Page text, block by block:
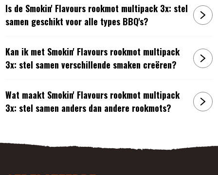
Is de Smokin' Flavours rookmot multipack 3x: stel
samen geschikt voor alle types BBQ's?
Kan ik met Smokin' Flavours rookmot multipack
3x: stel samen verschillende smaken creëren?
Wat maakt Smokin' Flavours rookmot multipack
3x: stel samen anders dan andere rookmots?